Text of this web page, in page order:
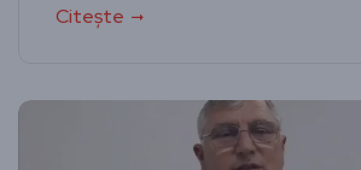
Citește